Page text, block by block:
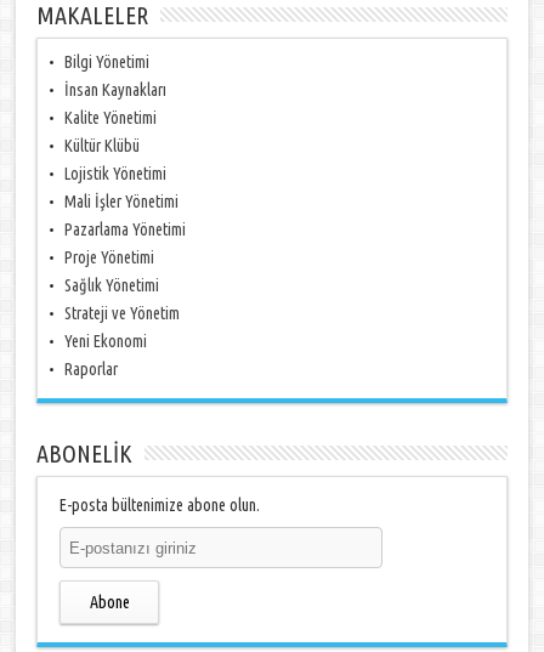
MAKALELER
Bilgi Yönetimi
İnsan Kaynakları
Kalite Yönetimi
Kültür Klübü
Lojistik Yönetimi
Mali İşler Yönetimi
Pazarlama Yönetimi
Proje Yönetimi
Sağlık Yönetimi
Strateji ve Yönetim
Yeni Ekonomi
Raporlar
ABONELİK
E-posta bültenimize abone olun.
Abone